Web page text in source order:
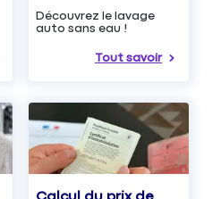
Découvrez le lavage
auto sans eau !
Tout savoir